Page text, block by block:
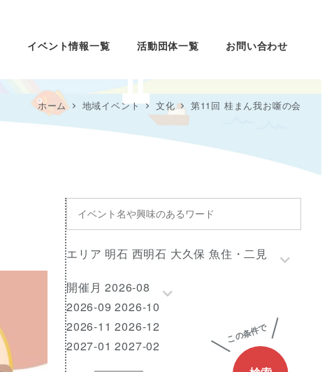
イベント情報一覧 活動団体一覧 お問い合わせ
ホーム 地域イベント 文化 第11回 桂まん我お噺の会
イ
ベ
ン
ト
名
や
興
味
の
エ
リ
ア
エリア 明石 西明石 大久保 魚住・二見
開
催
月
開催月 2026-08
2026-09 2026-10
2026-11 2026-12
2027-01 2027-02